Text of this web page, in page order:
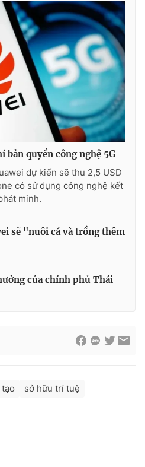
hình Việt Nam
báo điện tử số 483/GP-BTTTT
Mỹ Hạnh, Phạm Quốc Thắng,
bản quyền công nghệ 5G
dự kiến sẽ thu 2,5 USD
có sử dụng công nghệ kết
minh.
sẽ "nuôi cá và trồng thêm
của chính phủ Thái
tạo
sở hữu trí tuệ